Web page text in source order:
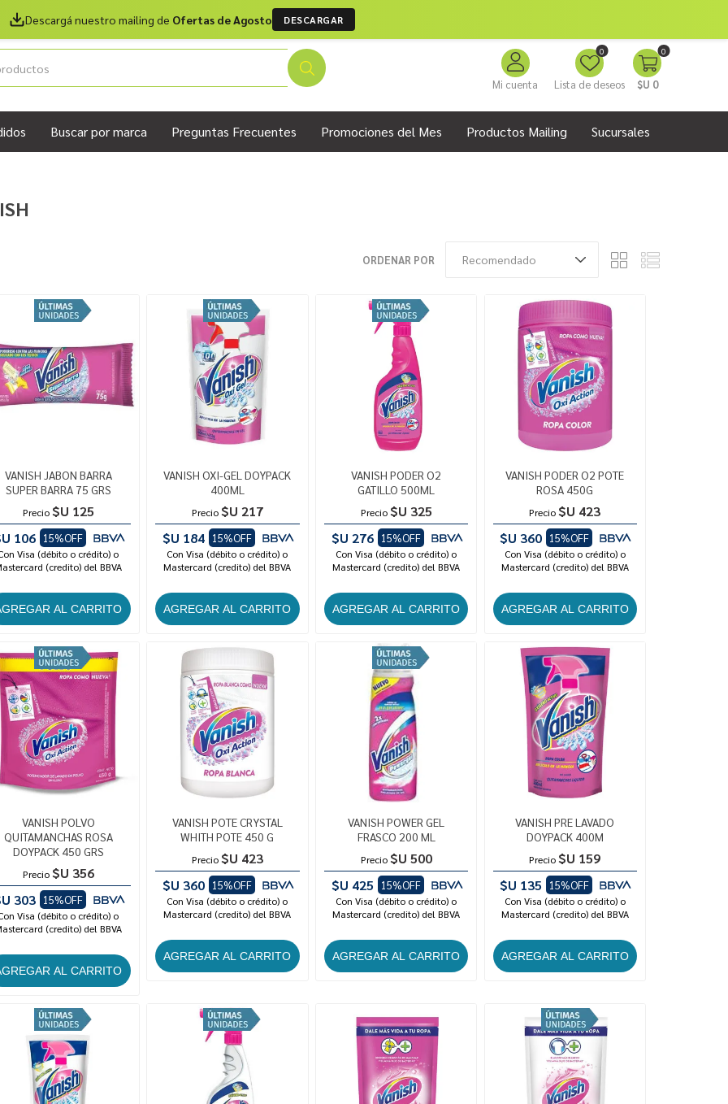
Descargá nuestro mailing de Ofertas de Agosto DESCARGAR
Mi cuenta Lista de deseos
0 0
$U 0
Buscar por marca Preguntas Frecuentes Promociones del Mes Productos Mailing Sucursales
ORDENAR POR
VANISH JABON BARRA
SUPER BARRA 75 GRS
Precio $U 125
106
15%OFF
Visa (débito o crédito) o
(credito) del BBVA
VANISH OXI-GEL DOYPACK
400ML
Precio $U 217
$U 184
15%OFF
Con Visa (débito o crédito) o
Mastercard (credito) del BBVA
VANISH PODER O2
GATILLO 500ML
Precio $U 325
$U 276
15%OFF
Con Visa (débito o crédito) o
Mastercard (credito) del BBVA
VANISH PODER O2 POTE
ROSA 450G
Precio $U 423
$U 360 15%OFF
Con Visa (débito o crédito) o
Mastercard (credito) del BBVA
VANISH POLVO
QUITAMANCHAS ROSA
DOYPACK 450 GRS
Precio $U 356
303
15%OFF
Visa (débito o crédito) o
(credito) del BBVA
VANISH POTE CRYSTAL
WHITH POTE 450 G
Precio $U 423
$U 360
15%OFF
Con Visa (débito o crédito) o
Mastercard (credito) del BBVA
VANISH POWER GEL
FRASCO 200 ML
Precio $U 500
$U 425
15%OFF
Con Visa (débito o crédito) o
Mastercard (credito) del BBVA
VANISH PRE LAVADO
DOYPACK 400M
Precio $U 159
$U 135
15%OFF
Con Visa (débito o crédito) o
Mastercard (credito) del BBVA